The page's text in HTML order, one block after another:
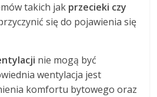
takich jak przecieki czy
się do pojawienia się
nie mogą być
wentylacja jest
komfortu bytowego oraz